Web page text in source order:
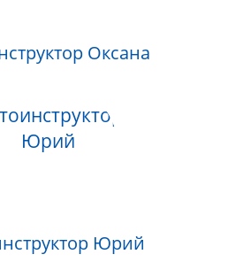
Оксана
Юрий